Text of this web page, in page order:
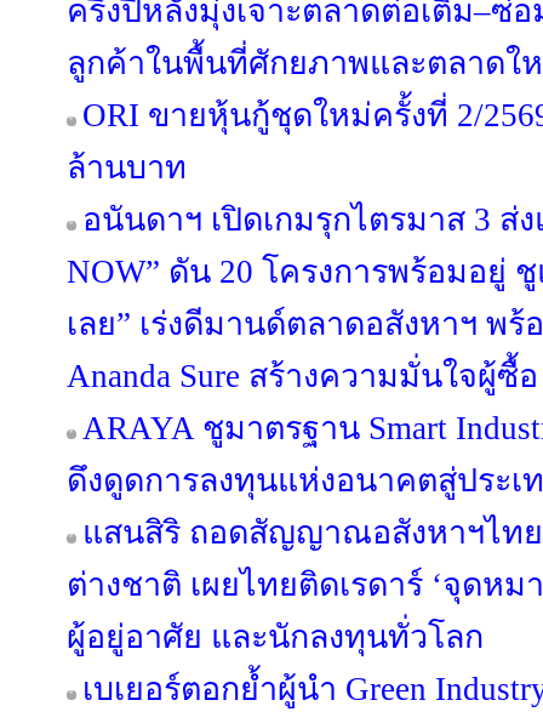
ครึ่งปีหลังมุ่งเจาะตลาดต่อเติม–ซ่
ลูกค้าในพื้นที่ศักยภาพและตลาดใ
ORI ขายหุ้นกู้ชุดใหม่ครั้งที่ 2/
ล้านบาท
อนันดาฯ เปิดเกมรุกไตรมาส 3 ส่
NOW” ดัน 20 โครงการพร้อมอยู่
เลย” เร่งดีมานด์ตลาดอสังหาฯ พ
Ananda Sure สร้างความมั่นใจผู้ซื้อ
ARAYA ชูมาตรฐาน Smart
ดึงดูดการลงทุนแห่งอนาคตสู่ประเ
แสนสิริ ถอดสัญญาณอสังหาฯไท
ต่างชาติ เผยไทยติดเรดาร์ ‘จุดห
ผู้อยู่อาศัย และนักลงทุนทั่วโลก
เบเยอร์ตอกย้ำผู้นำ Green